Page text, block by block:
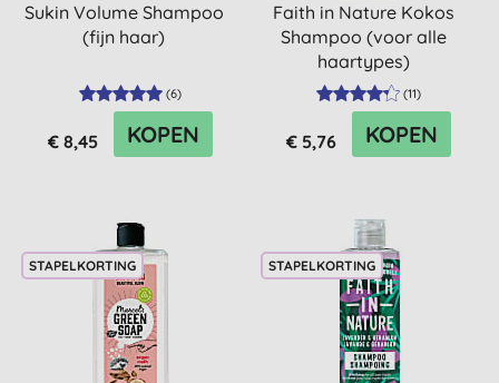
Sukin Volume Shampoo
(fijn haar)
(6)
€ 8,45 KOPEN
Faith in Nature Kokos
Shampoo (voor alle
haartypes)
(11)
€ 5,76 KOPEN
STAPELKORTING STAPELKORTING